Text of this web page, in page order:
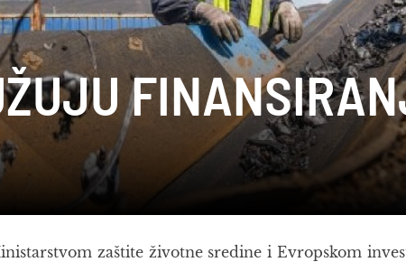
zaštite životne sredine i Evropskom